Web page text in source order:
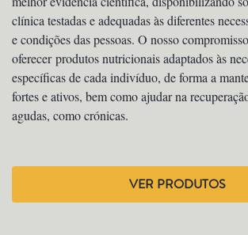
clínica testadas e adequadas às diferentes
e condições das pessoas. O nosso
oferecer produtos nutricionais adaptados às
específicas de cada indivíduo, de forma a
fortes e ativos, bem como ajudar na
agudas, como crónicas.
VER PRODUTOS